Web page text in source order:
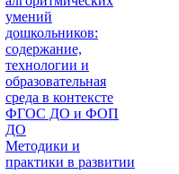
умений
дошкольников:
содержание,
технологии и
образовательная
среда в контексте
ФГОС ДО и ФОП
ДО
Методики и
практики в развитии